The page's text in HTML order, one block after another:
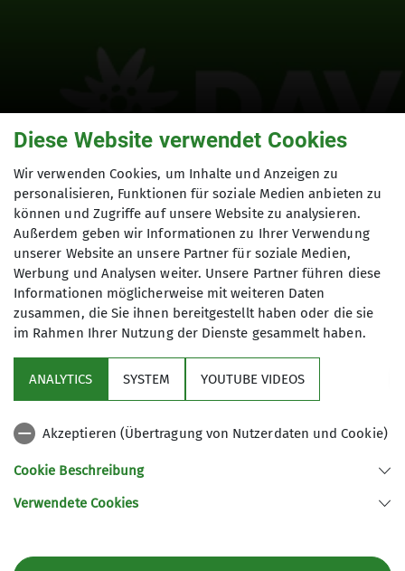
Mitteilungen der
Sektion DAV Gera
Heft 3
Mitteilungshefte bis 2000
HEFT 3 1992
Diese Website verwendet Cookies
Wir verwenden Cookies, um Inhalte und Anzeigen zu
personalisieren, Funktionen für soziale Medien anbieten zu
können und Zugriffe auf unsere Website zu analysieren.
Außerdem geben wir Informationen zu Ihrer Verwendung
unserer Website an unsere Partner für soziale Medien,
Werbung und Analysen weiter. Unsere Partner führen diese
Informationen möglicherweise mit weiteren Daten
zusammen, die Sie ihnen bereitgestellt haben oder die sie
im Rahmen Ihrer Nutzung der Dienste gesammelt haben.
ANALYTICS SYSTEM YOUTUBE VIDEOS
Akzeptieren (Übertragung von Nutzerdaten und Cookie)
Cookie Beschreibung
Verwendete Cookies